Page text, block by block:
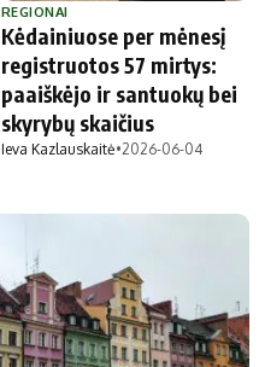
REGIONAI
Kėdainiuose per mėnesį
registruotos 57 mirtys:
paaiškėjo ir santuokų bei
skyrybų skaičius
Ieva Kazlauskaitė•2026-06-04